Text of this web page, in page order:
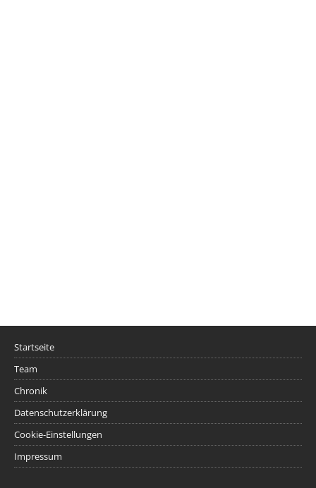
Startseite
Team
Chronik
Datenschutzerklärung
Cookie-Einstellungen
Impressum